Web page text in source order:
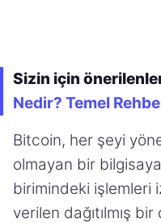
Sizin için
Nedir? Temel
Bitcoin, her şeyi
olmayan bir
birimindeki işlemleri
verilen dağıtılmış